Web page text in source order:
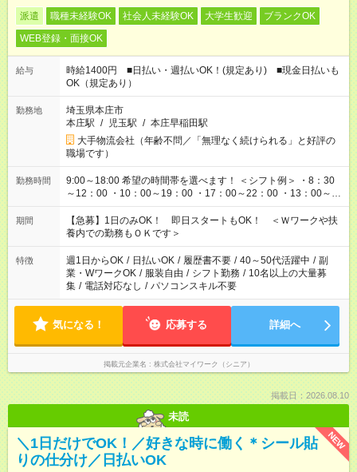
派遣 職種未経験OK 社会人未経験OK 大学生歓迎
ブランクOK
WEB登録・面接OK
給与
時給1400円 ■日払い・週払いOK！(規定あり) ■現金日払いも
OK（規定あり）
勤務地
埼玉県本庄市
本庄駅 / 児玉駅 / 本庄早稲田駅
大手物流会社（年齢不問／「無理なく続けられる」と好評の
職場です）
勤務時間
9:00～18:00 希望の時間帯を選べます！ ＜シフト例＞ ・8：30
～12：00 ・10：00～19：00 ・17：00～22：00 ・13：00～
22：00 ・22：00～翌6：00 など
期間
【急募】1日のみOK！ 即日スタートもOK！ ＜Ｗワークや扶
養内での勤務もＯＫです＞
特徴 週1日からOK / 日払いOK / 履歴書不要 / 40～50代活躍中 / 副
業・WワークOK / 服装自由 / シフト勤務 / 10名以上の大量募
集 / 電話対応なし / パソコンスキル不要
気になる！ 応募する 詳細へ
掲載元企業名 株式会社マイワーク（シニア）
掲載日：2026.08.10
未読
NEW
＼1日だけでOK！／好きな時に働く＊シール貼
りの仕分け／日払いOK